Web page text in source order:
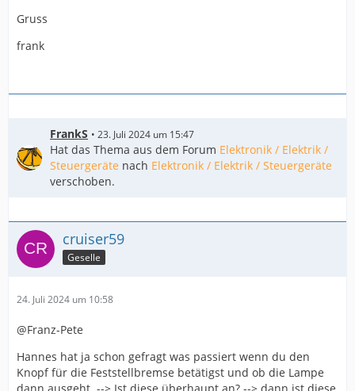
Gruss
frank
FrankS 23. Juli 2024 um 15:47
Hat das Thema aus dem Forum Elektronik / Elektrik /
Steuergeräte nach Elektronik / Elektrik / Steuergeräte
verschoben.
cruiser59
Geselle
24. Juli 2024 um 10:58
@Franz-Pete
Hannes hat ja schon gefragt was passiert wenn du den
Knopf für die Feststellbremse betätigst und ob die Lampe